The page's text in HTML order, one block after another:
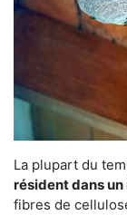
La plupart du
résident dans un
fibres de